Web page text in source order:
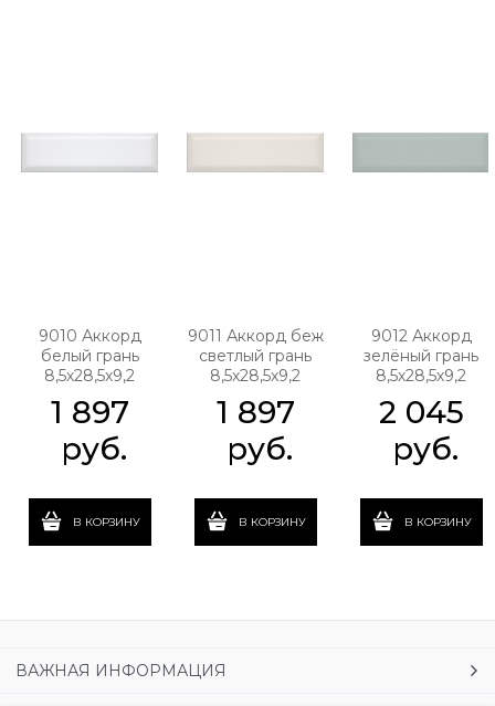
9010 Аккорд
белый грань
8,5х28,5х9,2
1 897
руб.
В КОРЗИНУ
9011 Аккорд беж
светлый грань
8,5х28,5х9,2
1 897
руб.
В КОРЗИНУ
9012 Аккорд
зелёный грань
8,5х28,5х9,2
2 045
руб.
В КОРЗИНУ
ВАЖНАЯ ИНФОРМАЦИЯ